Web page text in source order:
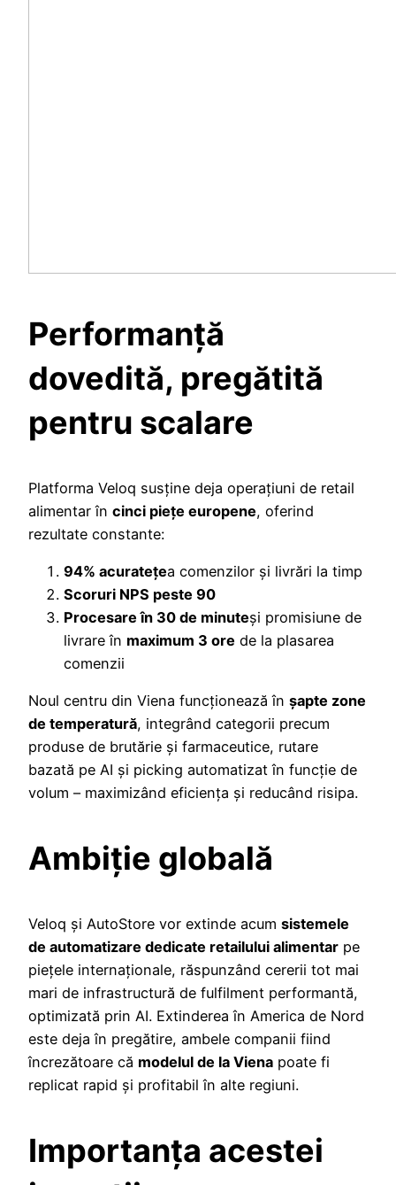
Performanță
dovedită, pregătită
pentru scalare
Platforma Veloq susține deja operațiuni de retail
alimentar în cinci piețe europene, oferind
rezultate constante:
94% acuratețea comenzilor și livrări la timp
Scoruri NPS peste 90
Procesare în 30 de minuteși promisiune de
livrare în maximum 3 ore de la plasarea
comenzii
Noul centru din Viena funcționează în șapte zone
de temperatură, integrând categorii precum
produse de brutărie și farmaceutice, rutare
bazată pe AI și picking automatizat în funcție de
volum – maximizând eficiența și reducând risipa.
Ambiție globală
Veloq și AutoStore vor extinde acum sistemele
de automatizare dedicate retailului alimentar pe
piețele internaționale, răspunzând cererii tot mai
mari de infrastructură de fulfilment performantă,
optimizată prin AI. Extinderea în America de Nord
este deja în pregătire, ambele companii fiind
încrezătoare că modelul de la Viena poate fi
replicat rapid și profitabil în alte regiuni.
Importanța acestei